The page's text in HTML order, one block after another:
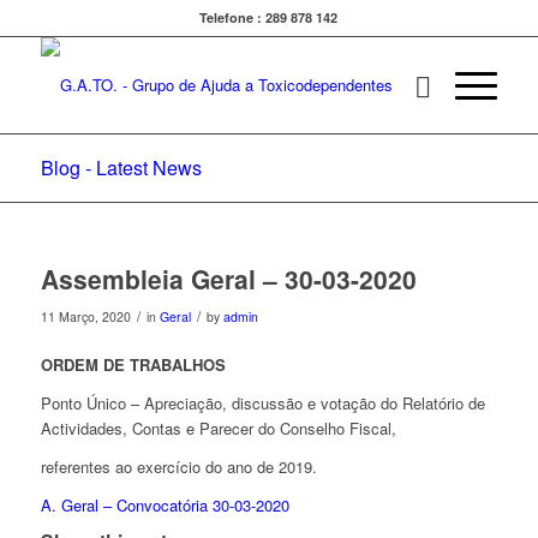
Telefone : 289 878 142
Blog - Latest News
Assembleia Geral – 30-03-2020
11 Março, 2020 / in Geral / by admin
ORDEM DE TRABALHOS
Ponto Único – Apreciação, discussão e votação do Relatório de
Actividades, Contas e Parecer do Conselho Fiscal,
referentes ao exercício do ano de 2019.
A. Geral – Convocatória 30-03-2020